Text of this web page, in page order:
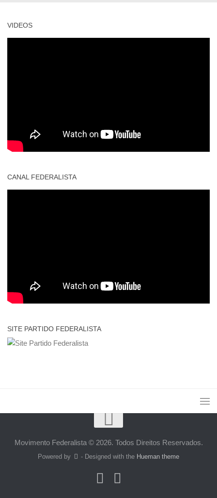
VIDEOS
CANAL FEDERALISTA
SITE PARTIDO FEDERALISTA
Movimento Federalista © 2026. Todos Direitos Reservados.
Powered by - Designed with the Hueman theme